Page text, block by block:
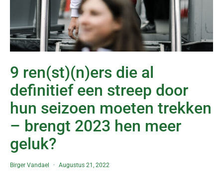
9 ren(st)(n)ers die al
definitief een streep door
hun seizoen moeten trekken
– brengt 2023 hen meer
geluk?
Birger Vandael Augustus 21, 2022